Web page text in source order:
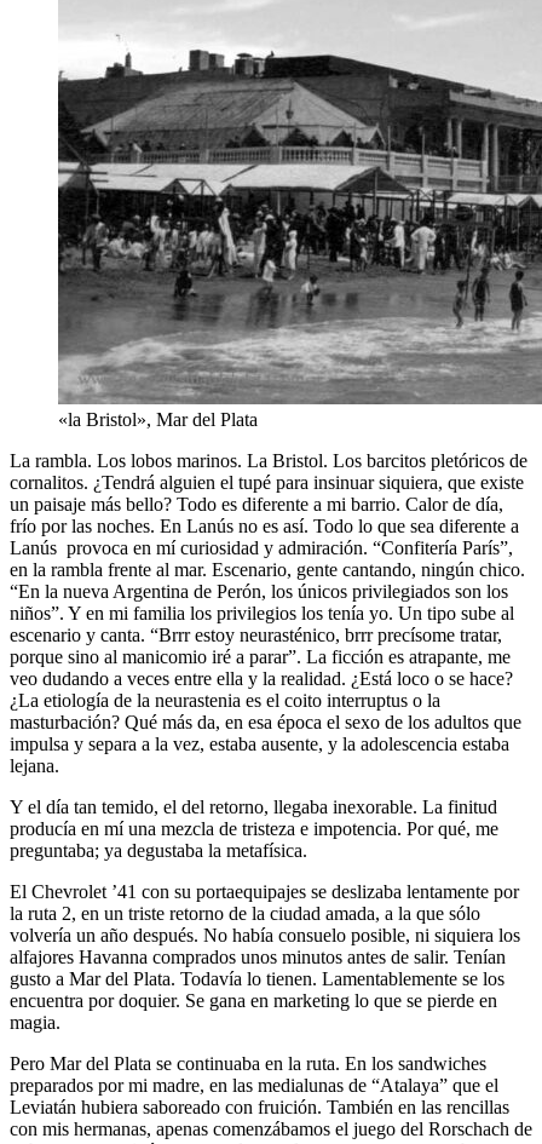
«la Bristol», Mar del Plata
La rambla. Los lobos marinos. La Bristol. Los barcitos pletóricos de
cornalitos. ¿Tendrá alguien el tupé para insinuar siquiera, que existe
un paisaje más bello? Todo es diferente a mi barrio. Calor de día,
frío por las noches. En Lanús no es así. Todo lo que sea diferente a
Lanús provoca en mí curiosidad y admiración. “Confitería París”,
en la rambla frente al mar. Escenario, gente cantando, ningún chico.
“En la nueva Argentina de Perón, los únicos privilegiados son los
niños”. Y en mi familia los privilegios los tenía yo. Un tipo sube al
escenario y canta. “Brrr estoy neurasténico, brrr precísome tratar,
porque sino al manicomio iré a parar”. La ficción es atrapante, me
veo dudando a veces entre ella y la realidad. ¿Está loco o se hace?
¿La etiología de la neurastenia es el coito interruptus o la
masturbación? Qué más da, en esa época el sexo de los adultos que
impulsa y separa a la vez, estaba ausente, y la adolescencia estaba
lejana.
Y el día tan temido, el del retorno, llegaba inexorable. La finitud
producía en mí una mezcla de tristeza e impotencia. Por qué, me
preguntaba; ya degustaba la metafísica.
El Chevrolet ’41 con su portaequipajes se deslizaba lentamente por
la ruta 2, en un triste retorno de la ciudad amada, a la que sólo
volvería un año después. No había consuelo posible, ni siquiera los
alfajores Havanna comprados unos minutos antes de salir. Tenían
gusto a Mar del Plata. Todavía lo tienen. Lamentablemente se los
encuentra por doquier. Se gana en marketing lo que se pierde en
magia.
Pero Mar del Plata se continuaba en la ruta. En los sandwiches
preparados por mi madre, en las medialunas de “Atalaya” que el
Leviatán hubiera saboreado con fruición. También en las rencillas
con mis hermanas, apenas comenzábamos el juego del Rorschach de